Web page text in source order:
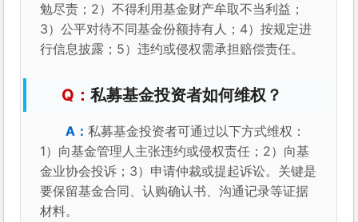
勉尽责；2）不得利用基金财产牟取不当利益；
3）公平对待不同基金份额持有人；4）按规定进
行信息披露；5）违约或侵权需承担赔偿责任。
私募基金投资者如何维权？
私募基金投资者可通过以下方式维权：
1）向基金管理人主张违约或侵权责任；2）向基
金业协会投诉；3）申请仲裁或提起诉讼。关键是
要保留基金合同、认购确认书、沟通记录等证据
材料。